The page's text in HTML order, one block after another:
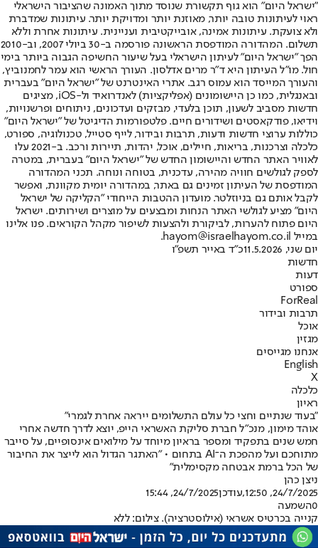
"ישראל היום" הוא גוף תקשורת שנוסד מתוך האמונה שהציבור הישראלי
ראוי לעיתונות טובה יותר, מאוזנת יותר ומדויקת יותר. עיתונות שמדברת
ולא צועקת. עיתונות אמינה, אובייקטיבית ועניינית. עיתונות אחרת וללא
תשלום. המהדורה המודפסת הראשונה פורסמה ב-30 ביולי 2007, וב-2010
הפך "ישראל היום" לעיתון הישראלי בעל שיעור החשיפה הגבוה ביותר בימי
חול. מו"ל העיתון היא ד"ר מרים אדלסון. העורך הראשי הוא עמר לחמנוביץ,
והעורך המייסד הוא עמוס רגב. אתרי האינטרנט של "ישראל היום" בעברית
ובאנגלית, כמו כן היישומונים (אפליקציות) לאנדרואיד ול-iOS, מציגים
חדשות מסביב לשעון, תוכן בלעדי, מבזקים ועדכונים, ניתוחים ופרשנויות,
וידיאו, פודקאסטים ושידורים חיים. פלטפורמות הדיגיטל של "ישראל היום"
כוללות ערוצי חדשות ודעות, תרבות ובידור, לייף סטייל, טכנולוגיה, ספורט,
כלכלה וצרכנות, בריאות, חיילים, אוכל, יהדות, תיירות ורכב. ב-2021 עלו
לאוויר האתר החדש והיישומון החדש של "ישראל היום" בעברית, במטרה
לספק לגולשים חוויה מהירה, עדכנית, בטוחה ונוחה. תכני המהדורה
המודפסת של העיתון זמינים גם באתר, במהדורה יומית מקוונת, ואפשר
לקבל אותם גם בניוזלטר. מועדון ההטבות הייחודי "הקליקה של ישראל
היום" מציע לגולשי האתר הנחות ומבצעים על מוצרים ושירותים. ישראל
היום פתוח להערות, לביקורת ולהצעות לשיפור מקהל הקוראים. פנו אלינו
במייל hayom@israelhayom.co.il.
יום שני, 11.5.2026
כ"ד באייר תשפ"ו
חדשות
דעות
ספורט
ForReal
תרבות ובידור
אוכל
מגזין
אנחנו מגייסים
English
X
כלכלה
ראיון
"בעוד שנתיים וחצי כל עולם התשלומים ייראה אחרת לגמרי"
אוהד מימון, מנכ"ל חברת סליקת האשראי הייפ, יוצא לדרך חדשה אחרי
חמש שנים בתפקיד ומספר בראיון מיוחד על מילואים אינסופיים, על סייבר
מתוחכם ועל מהפכת ה־AI בתחום • "האתגר הגדול הוא לייצר את החיבור
של הכל ברמת אבטחה מקסימלית"
ניצן כהן
24/7/2025, 12:50
,עודכן24/7/2025, 15:44
0השמעה
קנייה בכרטיס אשראי (אילוסטרציה). צילום: ללא